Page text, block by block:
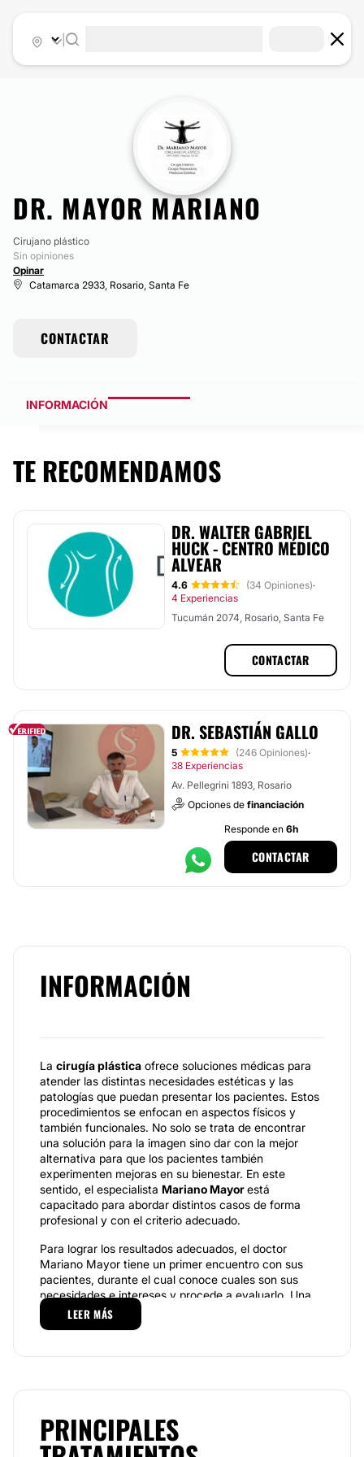
DR. MAYOR MARIANO
Cirujano plástico
Sin opiniones
Opinar
Catamarca 2933, Rosario, Santa Fe
CONTACTAR
INFORMACIÓN
TE RECOMENDAMOS
DR. WALTER GABRIEL
HUCK - CENTRO MÉDICO
ALVEAR
4.6 (34 Opiniones)·
4 Experiencias
Tucumán 2074, Rosario, Santa Fe
CONTACTAR
DR. SEBASTIÁN GALLO
5 (246 Opiniones)·
38 Experiencias
Av. Pellegrini 1893, Rosario
Opciones de financiación
Responde en 6h
CONTACTAR
INFORMACIÓN
La cirugía plástica ofrece soluciones médicas para
atender las distintas necesidades estéticas y las
patologías que puedan presentar los pacientes. Estos
procedimientos se enfocan en aspectos físicos y
también funcionales. No solo se trata de encontrar
una solución para la imagen sino dar con la mejor
alternativa para que los pacientes también
experimenten mejoras en su bienestar. En este
sentido, el especialista Mariano Mayorestá
capacitado para abordar distintos casos de forma
profesional y con el criterio adecuado.
Para lograr los resultados adecuados, el doctor
Mariano Mayor tiene un primer encuentro con sus
pacientes, durante el cual conoce cuales son sus
necesidades e intereses y procede a evaluarlo. Una
vez que lo analiza, establece un diagnóstico y explica
cuál debe ser el tratamiento a desarrollar para
realiza una amplia variedad de procedimientos y
cuenta con un equipo de trabajo conformado por
LEER MÁS
PRINCIPALES